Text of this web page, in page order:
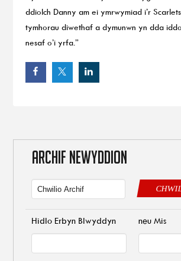
ddiolch Danny am ei ymrwymiad i’r
tymhorau diwethaf a dymunwn yn dda
nesaf o’i yrfa.”
ARCHIF NEWYDDION
Hidlo Erbyn Blwyddyn neu Mis